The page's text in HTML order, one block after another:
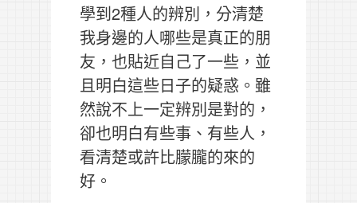
學到2種人的辨別，分清楚
我身邊的人哪些是真正的朋
友，也貼近自己了一些，並
且明白這些日子的疑惑。雖
然說不上一定辨別是對的，
卻也明白有些事、有些人，
看清楚或許比朦朧的來的
好。